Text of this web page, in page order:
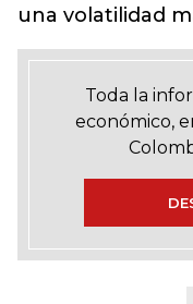
una volatilidad
Toda la
económico,